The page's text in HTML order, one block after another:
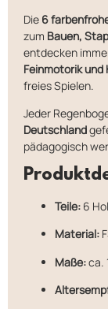
Die 6
zum Bauen,
entdecken
Feinmotorik und
freies Spielen.
Jeder
Deutschland
pädagogisch
Teile: 6
Material:
Maße:ca.